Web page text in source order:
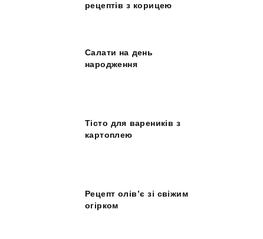
рецептів з корицею
Салати на день
народження
Тісто для вареників з
картоплею
Рецепт олів’є зі свіжим
огірком